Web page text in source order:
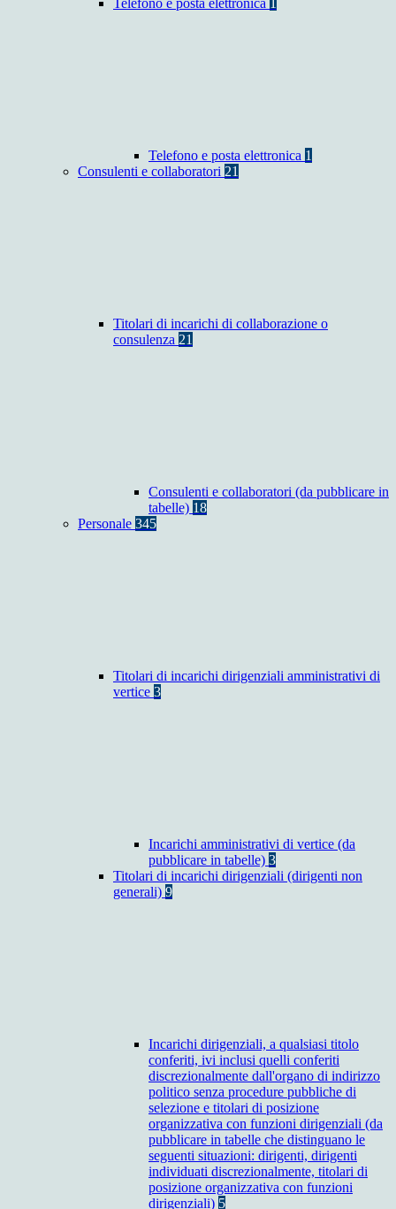
Telefono e posta elettronica 1
Telefono e posta elettronica 1
Consulenti e collaboratori 21
Titolari di incarichi di collaborazione o
consulenza 21
Consulenti e collaboratori (da pubblicare in
tabelle) 18
Personale 345
Titolari di incarichi dirigenziali amministrativi di
vertice 3
Incarichi amministrativi di vertice (da
pubblicare in tabelle) 3
Titolari di incarichi dirigenziali (dirigenti non
generali) 9
Incarichi dirigenziali, a qualsiasi titolo
conferiti, ivi inclusi quelli conferiti
discrezionalmente dall'organo di indirizzo
politico senza procedure pubbliche di
selezione e titolari di posizione
organizzativa con funzioni dirigenziali (da
pubblicare in tabelle che distinguano le
seguenti situazioni: dirigenti, dirigenti
individuati discrezionalmente, titolari di
posizione organizzativa con funzioni
dirigenziali) 5